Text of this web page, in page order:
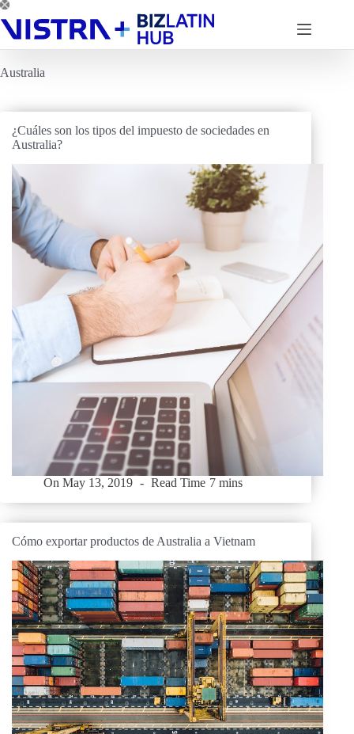
Saltar
al
contenido
Australia
¿Cuáles son los tipos del impuesto de sociedades en
Australia?
On May 13, 2019 Read Time 7 mins
Cómo exportar productos de Australia a Vietnam